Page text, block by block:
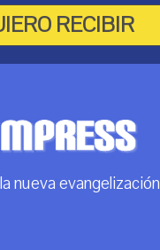
RECIBIR
nueva evangelización